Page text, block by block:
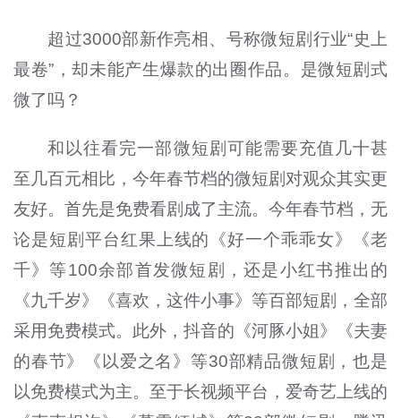
超过3000部新作亮相、号称微短剧行业“史上
最卷”，却未能产生爆款的出圈作品。是微短剧式
微了吗？
和以往看完一部微短剧可能需要充值几十甚
至几百元相比，今年春节档的微短剧对观众其实更
友好。首先是免费看剧成了主流。今年春节档，无
论是短剧平台红果上线的《好一个乖乖女》《老
千》等100余部首发微短剧，还是小红书推出的
《九千岁》《喜欢，这件小事》等百部短剧，全部
采用免费模式。此外，抖音的《河豚小姐》《夫妻
的春节》《以爱之名》等30部精品微短剧，也是
以免费模式为主。至于长视频平台，爱奇艺上线的